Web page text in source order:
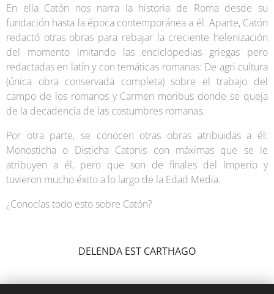
En ella Catón nos narra la historia de Roma desde su
fundación hasta la época contemporánea a él. Aparte, Catón
redactó otras obras para rebajar la creciente helenización
del momento imitando las enciclopedias griegas pero
redactadas en latín y con temáticas romanas: De agri cultura
(única obra conservada completa) sobre el trabajo del
campo de los romanos y Carmen moribus donde se queja
de la decadencia de las costumbres romanas.
Por otra parte, se conocen otras obras atribuidas a él:
Monosticha o Disticha Catonis con máximas que se le
atribuyen a él, pero que son de finales del Imperio y
tuvieron mucho éxito a lo largo de la Edad Media.
¿Conocías todo esto sobre Catón?
DELENDA EST CARTHAGO